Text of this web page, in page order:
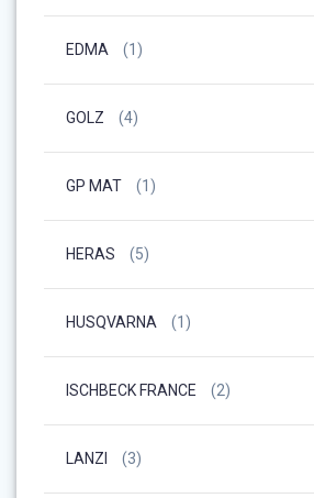
EDMA (1)
GOLZ (4)
GP MAT (1)
HERAS (5)
HUSQVARNA (1)
ISCHBECK FRANCE (2)
LANZI (3)